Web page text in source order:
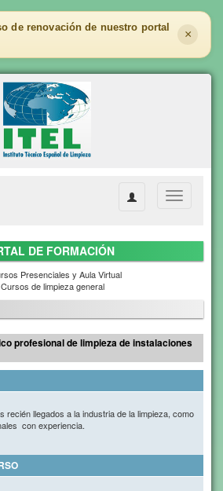
de renovación de nuestro portal
×
Toggle
DE FORMACIÓN
Presenciales y Aula Virtual
Cursos de limpieza general
profesional de limpieza de instalaciones
recién llegados a la industria de la limpieza, como
con experiencia.